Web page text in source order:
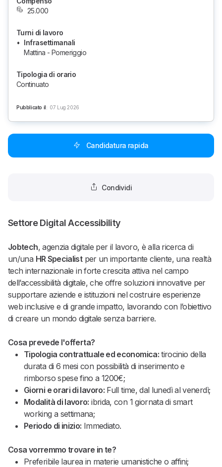
Settore Digital Accessibility
Jobtech, agenzia digitale per il lavoro, è alla ricerca di
un/una HR Specialistper un importante cliente, una realtà
tech internazionale in forte crescita attiva nel campo
dell’accessibilità digitale, che offre soluzioni innovative per
supportare aziende e istituzioni nel costruire esperienze
web inclusive e di grande impatto, lavorando con l’obiettivo
di creare un mondo digitale senza barriere.
Cosa prevede l'offerta?
Tipologia contrattuale ed economica:tirocinio della
durata di 6 mesi con possibilità di inserimento e
rimborso spese fino a 1200€;
Giorni e orari di lavoro: Full time, dal lunedì al venerdì;
Modalità di lavoro: ibrida, con 1 giornata di smart
working a settimana;
Periodo di inizio: Immediato.
Cosa vorremmo trovare in te?
Preferibile laurea in materie umanistiche o affini;
25.000
Turni di lavoro
• Infrasettimanali
Mattina - Pomeriggio
Tipologia di orario
Continuato
Pubblicato il: 07 Lug 2026
Candidatura rapida
Condividi